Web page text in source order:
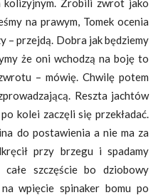
Zrobili zwrot jako
na prawym, Tomek ocenia
– przejdą. Dobra jak będziemy
że oni wchodzą na boję to
– mówię. Chwilę potem
Reszta jachtów
kolei zaczęli się przekładać.
do postawienia a nie ma za
przy brzegu i spadamy
szczęście bo dziobowy
wpięcie spinaker bomu po